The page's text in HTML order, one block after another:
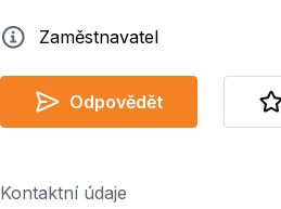
ZadavatelZaměstnavatel
Odpovědět
Kontaktní údaje